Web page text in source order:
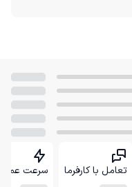
تعامل با کارفرما سرعت عمل